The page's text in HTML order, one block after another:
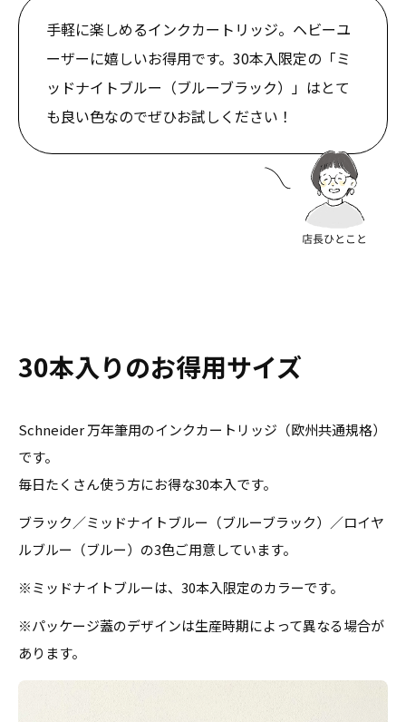
手軽に楽しめるインクカートリッジ。ヘビーユ
ーザーに嬉しいお得用です。30本入限定の「ミ
ッドナイトブルー（ブルーブラック）」はとて
も良い色なのでぜひお試しください！
30本入りのお得用サイズ
Schneider 万年筆用のインクカートリッジ（欧州共通規格）
です。
毎日たくさん使う方にお得な30本入です。
ブラック／ミッドナイトブルー（ブルーブラック）／ロイヤ
ルブルー（ブルー）の3色ご用意しています。
※ミッドナイトブルーは、30本入限定のカラーです。
※パッケージ蓋のデザインは生産時期によって異なる場合が
あります。